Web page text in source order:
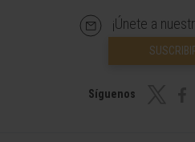
¡Únete a
Síguenos